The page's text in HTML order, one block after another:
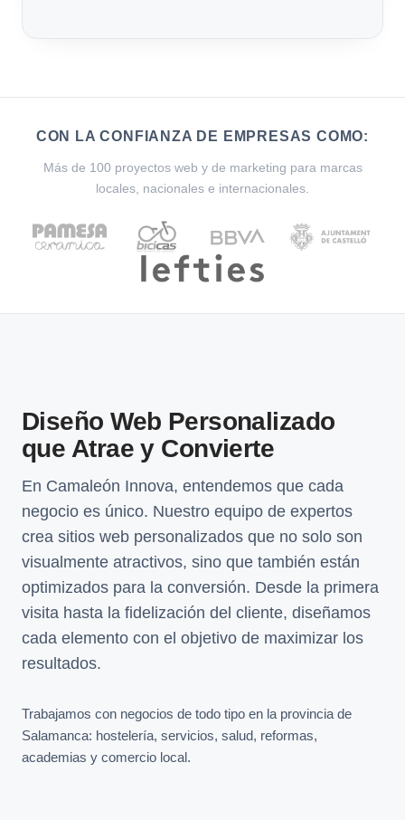
CON LA CONFIANZA DE EMPRESAS COMO:
Más de 100 proyectos web y de marketing para marcas
locales, nacionales e internacionales.
Diseño Web Personalizado
que Atrae y Convierte
En Camaleón Innova, entendemos que cada
negocio es único. Nuestro equipo de expertos
crea sitios web personalizados que no solo son
visualmente atractivos, sino que también están
optimizados para la conversión. Desde la primera
visita hasta la fidelización del cliente, diseñamos
cada elemento con el objetivo de maximizar los
resultados.
Trabajamos con negocios de todo tipo en la provincia de
Salamanca: hostelería, servicios, salud, reformas,
academias y comercio local.